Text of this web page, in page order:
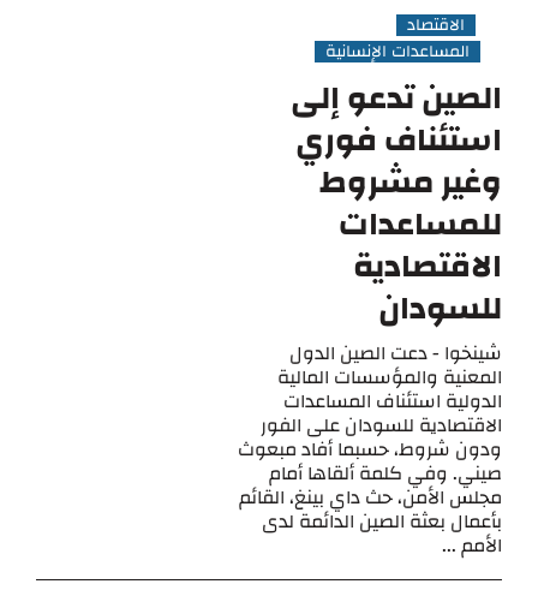
الاقتصاد
المساعدات الإنسانية
الصين تدعو إلى
استئناف فوري
وغير مشروط
للمساعدات
الاقتصادية
للسودان
شينخوا - دعت الصين الدول
المعنية والمؤسسات المالية
الدولية استئناف المساعدات
الاقتصادية للسودان على الفور
ودون شروط، حسبما أفاد مبعوث
صيني. وفي كلمة ألقاها أمام
مجلس الأمن، حث داي بينغ، القائم
بأعمال بعثة الصين الدائمة لدى
الأمم ...